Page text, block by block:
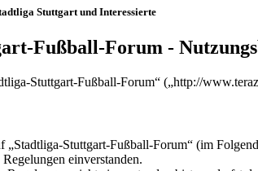
Stuttgart und Interessierte
Fußball-Forum -
Stuttgart-Fußball-Forum“ („http://
Stuttgart-Fußball-Forum“ (im
einverstanden.